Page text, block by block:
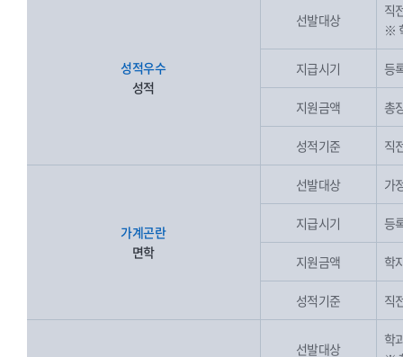
성적우수
성적
선발대상
직
※
지급시기 등
지원금액 총
성적기준 직
가계곤란
면학
선발대상 가
지급시기 등
지원금액 학
성적기준 직
선발대상
학